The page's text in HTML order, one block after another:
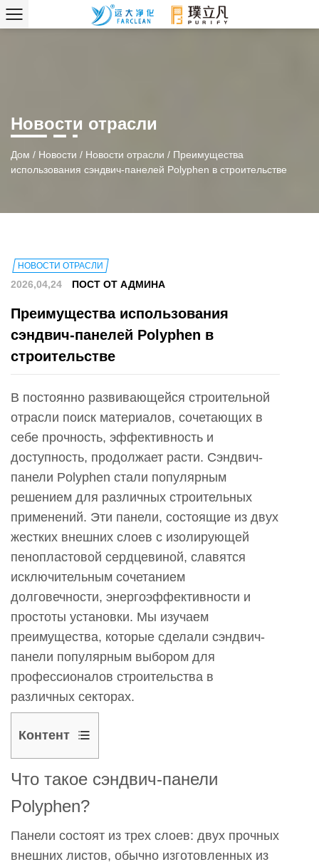
Новости отрасли
Дом / Новости / Новости отрасли / Преимущества
использования сэндвич-панелей Polyphen в строительстве
НОВОСТИ ОТРАСЛИ
2026,04,24 ПОСТ ОТ АДМИНА
Преимущества использования
сэндвич-панелей Polyphen в
строительстве
В постоянно развивающейся строительной
отрасли поиск материалов, сочетающих в
себе прочность, эффективность и
доступность, продолжает расти. Сэндвич-
панели Polyphen стали популярным
решением для различных строительных
применений. Эти панели, состоящие из двух
жестких внешних слоев с изолирующей
пенопластовой сердцевиной, славятся
исключительным сочетанием
долговечности, энергоэффективности и
простоты установки. Мы изучаем
преимущества, которые сделали сэндвич-
панели популярным выбором для
профессионалов строительства в
различных секторах.
Контент
1
Что
такое
сэндвич-
панели
Polyphen?
Что такое сэндвич-панели
Polyphen?
Панели состоят из трех слоев: двух прочных
внешних листов, обычно изготовленных из